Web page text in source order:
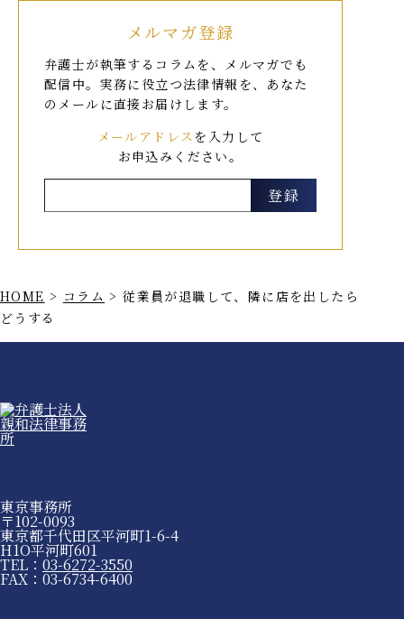
メルマガ登録
弁護士が執筆するコラムを、メルマガでも
配信中。 実務に役立つ法律情報を、あなた
のメールに直接お届けします。
メールアドレス を入力して
お申込みください。
HOME > コラム >従業員が退職して、隣に店を出したら
どうする
東京事務所
〒102-0093
東京都千代田区平河町1-6-4
H1O平河町601
TEL： 03-6272-3550
FAX：03-6734-6400